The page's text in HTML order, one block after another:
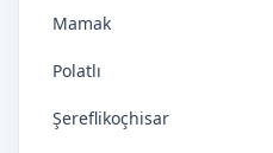
Mamak
Polatlı
Şereflikoçhisar